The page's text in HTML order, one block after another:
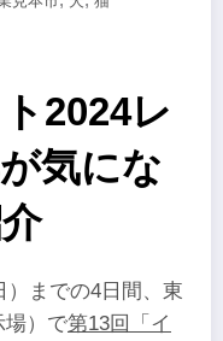
2024レ
気にな
）までの4日間、東
場）で第13回「イ